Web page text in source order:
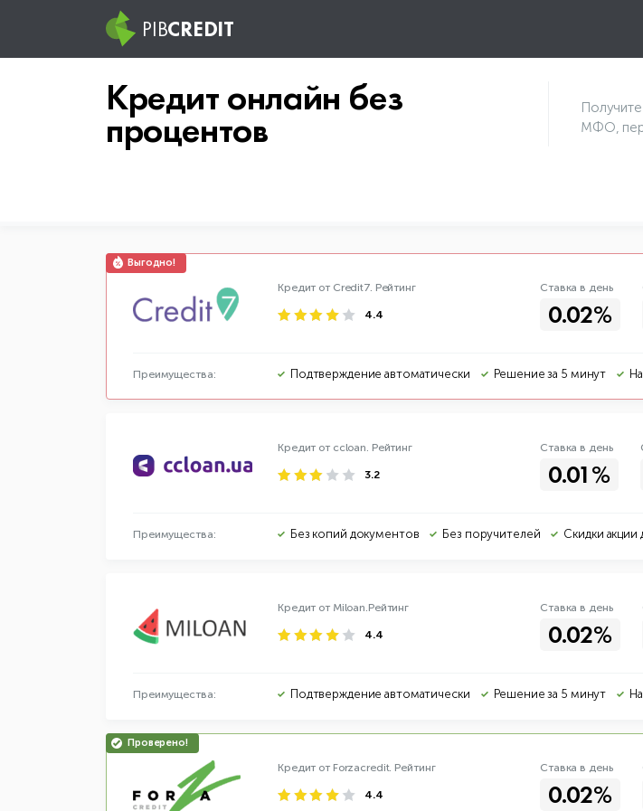
PIBCREDIT
Кредит онлайн без
процентов
МФО,
Кредит от Credit7. Рейтинг
4.4
Ставка в день
0.02%
Преимущества: Подтверждение автоматически Решение за 5 минут
Кредит от ccloan. Рейтинг
3.2
Ставка в день
0.01%
Преимущества: Без копий документов Без поручителей Скидки
Кредит от Miloan.Рейтинг
4.4
Ставка в день
0.02%
Преимущества: Подтверждение автоматически Решение за 5 минут
Кредит от Forzacredit. Рейтинг
4.4
Ставка в день
0.02%